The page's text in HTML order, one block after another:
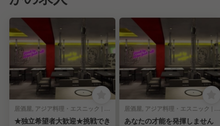
居酒屋, アジア料理・エスニック | 店長・店長候補
★独立希望者大歓迎★挑戦でき
居酒屋, アジア料理・エスニック | 料理長・料理長候補
あなたの才能を発揮しません